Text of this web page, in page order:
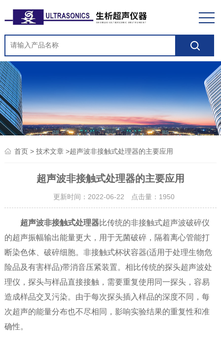
首页> 技术文章>超声波非接触式处理器的主要应用
超声波非接触式处理器的主要应用
更新时间：2022-06-22 点击量： 1950
超声波非接触式处理器比传统的非接触式超声波破碎仪
的超声振幅输出能量更大，用于无菌破碎，隔着离心管能打
断染色体、破碎细胞。非接触式杯状容器(适用于处理生物危
险品及有害样品)带消音压紧装置。相比传统的探头超声波处
理仪，探头与样品直接接触，需要重复使用同一探头，容易
造成样品交叉污染。由于每次探头插入样品的深度不同，每
次超声的能量分布也不尽相同，影响实验结果的重复性和准
确性。